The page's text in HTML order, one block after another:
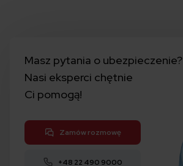
Masz pytania o ubezpieczenie?
Nasi eksperci chętnie
Ci pomogą!
Zamów rozmowę
+48 22 490 9000